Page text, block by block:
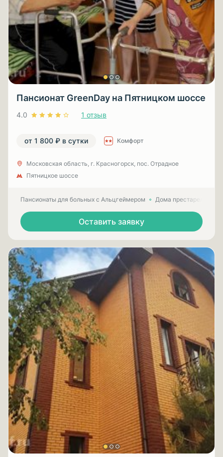
Пансионат GreenDay на Пятницком шоссе
4.0 1 отзыв
от 1 800 ₽ в сутки Комфорт
Московская область, г. Красногорск, пос. Отрадное
Пятницкое шоссе
Пансионаты для больных с Альцгеймером Дома престарелых
Оставить заявку